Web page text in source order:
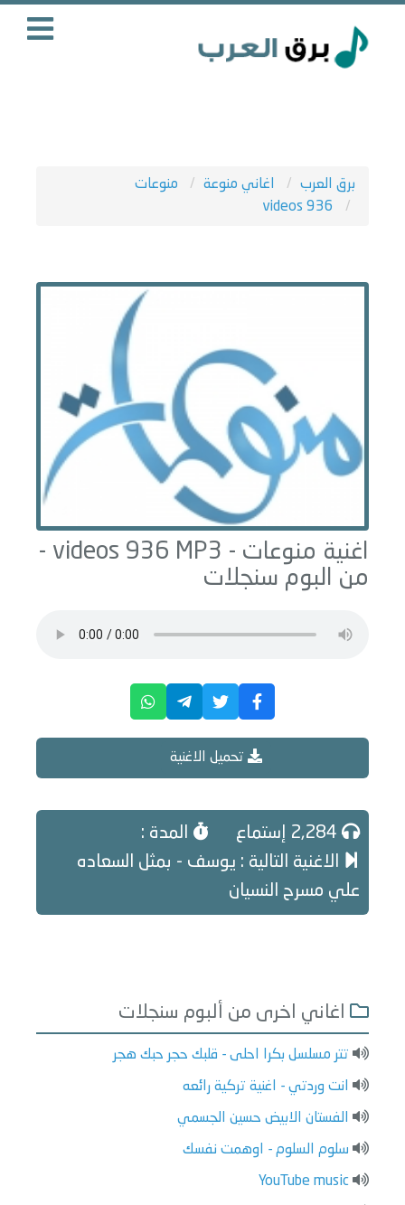
برق العرب اغاني منوعة
منوعات
videos 936
اغنية منوعات - videos 936
MP3 -
من البوم سنجلات
تحميل الاغنية
المدة :
الاغنية التالية : يوسف - بمثل السعاده
علي مسرح النسيان
اغاني اخرى من ألبوم سنجلات
تتر مسلسل بكرا احلى - قلبك حجر حبك هجر
انت وردتي - اغنية تركية رائعه
الفستان الابيض حسين الجسمي
سلوم السلوم - اوهمت نفسك
YouTube music